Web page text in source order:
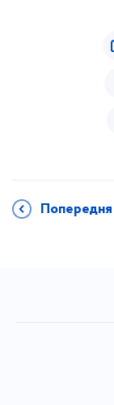
Попередня